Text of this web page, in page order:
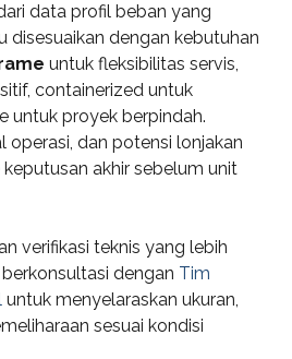
data profil beban yang
disesuaikan dengan kebutuhan
untuk fleksibilitas servis,
containerized untuk
untuk proyek berpindah.
operasi, dan potensi lonjakan
akhir sebelum unit
verifikasi teknis yang lebih
dengan Tim
untuk menyelaraskan ukuran,
sesuai kondisi